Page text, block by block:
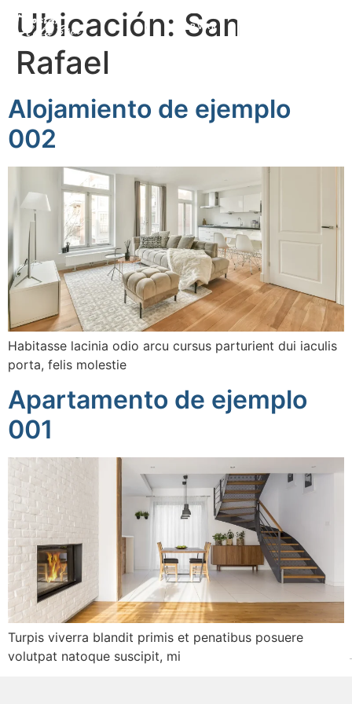
RESERVAR
RESERVAR
Ubicación: San
Rafael
Alojamiento de ejemplo
002
Habitasse lacinia odio arcu cursus parturient dui iaculis
porta, felis molestie
Apartamento de ejemplo
001
Turpis viverra blandit primis et penatibus posuere
volutpat natoque suscipit, mi